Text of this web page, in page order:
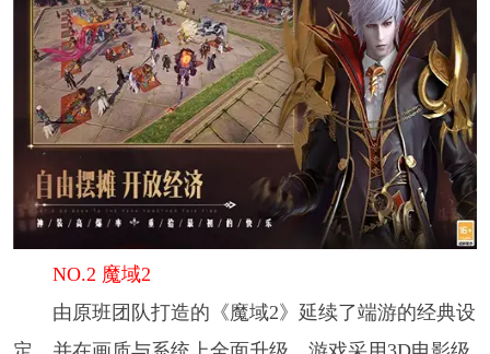
NO.2 魔域2
由原班团队打造的《魔域2》延续了端游的经典设